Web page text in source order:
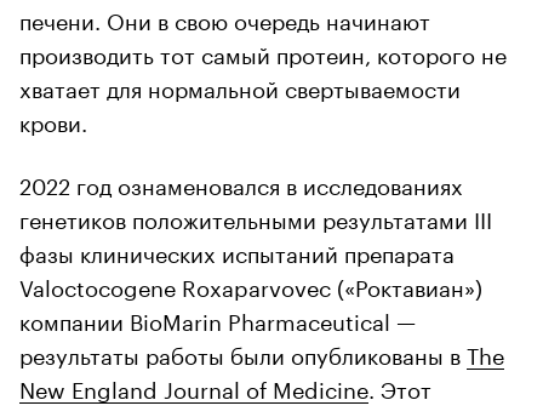
печени. Они в свою очередь начинают
производить тот самый протеин, которого не
хватает для нормальной свертываемости
крови.
2022 год ознаменовался в исследованиях
генетиков положительными результатами III
фазы клинических испытаний препарата
Valoctocogene Roxaparvovec («Роктавиан»)
компании BioMarin Pharmaceutical —
результаты работы были опубликованы вThe
New England Journal of Medicine . Этот